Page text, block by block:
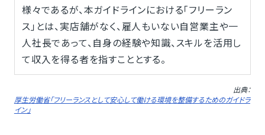
様々であるが、本ガイドラインにおける「フリーラン
ス」とは、実店舗がなく、雇人もいない自営業主や一
人社長であって、自身の経験や知識、スキルを活用し
て収入を得る者を指すこととする。
出典：
厚生労働省「フリーランスとして安心して働ける環境を整備するためのガイドラ
イン」